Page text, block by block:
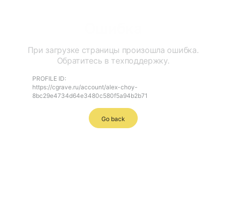
При загрузке страницы произошла ошибка.
Обратитесь в техподдержку.
PROFILE ID:
https://cgrave.ru/account/alex-choy-
8bc29e4734d64e3480c580f5a94b2b71
Go back